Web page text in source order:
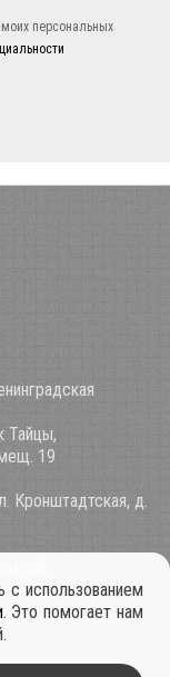
персональных
Тайцы,
19
Кронштадтская, д.
с использованием
. Это помогает нам